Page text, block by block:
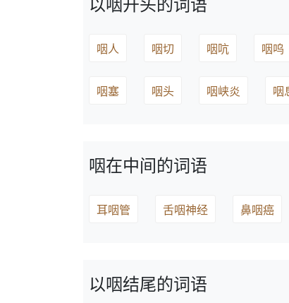
咽人 咽切 咽吭 咽呜
咽塞 咽头 咽峡炎 咽
咽在中间的词语
耳咽管 舌咽神经 鼻咽癌
以咽结尾的词语